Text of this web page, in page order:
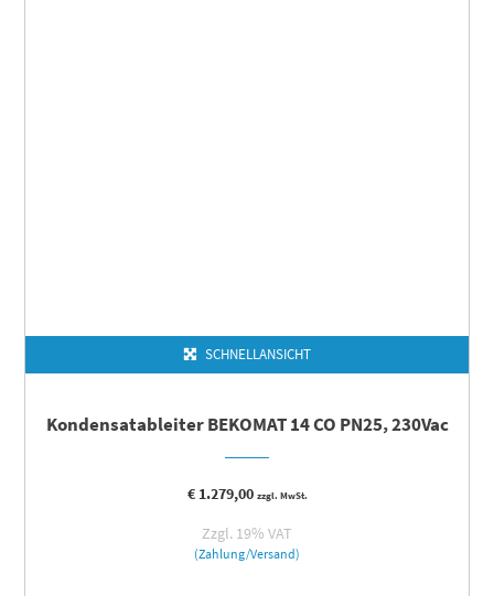
SCHNELLANSICHT
Kondensatableiter BEKOMAT 14 CO PN25, 230Vac
€1.279,00 zzgl. MwSt.
Zzgl. 19% VAT
(Zahlung/Versand)